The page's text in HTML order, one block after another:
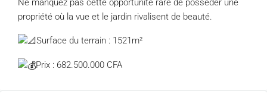
Ne manquez pas cette opportunité rare de posséder une
propriété où la vue et le jardin rivalisent de beauté.
Surface du terrain : 1521m²
Prix : 682.500.000 CFA